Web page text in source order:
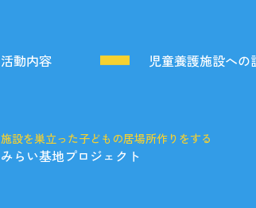
活動内容 児童養護施設へ
施設を巣立った子どもの居場所作りをする
みらい基地プロジェクト